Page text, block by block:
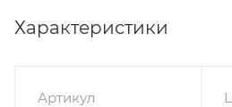
Шкаф Распашной Дизайн Люкс
для хранения различных
Характеристики
Артикул